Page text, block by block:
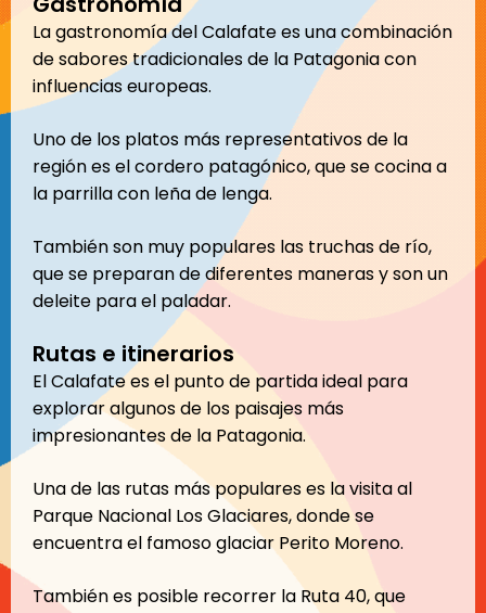
La gastronomía del Calafate es una combinación
de sabores tradicionales de la Patagonia con
influencias europeas.
Uno de los platos más representativos de la
región es el cordero patagónico, que se cocina a
la parrilla con leña de lenga.
También son muy populares las truchas de río,
que se preparan de diferentes maneras y son un
deleite para el paladar.
Rutas e itinerarios
El Calafate es el punto de partida ideal para
explorar algunos de los paisajes más
impresionantes de la Patagonia.
Una de las rutas más populares es la visita al
Parque Nacional Los Glaciares, donde se
encuentra el famoso glaciar Perito Moreno.
También es posible recorrer la Ruta 40, que